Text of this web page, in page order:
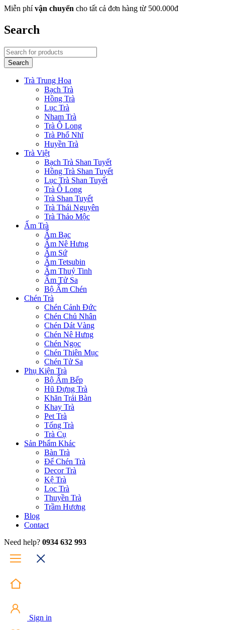
Miễn phívận chuyển cho tất cả đơn hàng từ 500.000đ
Search
Trà Trung Hoa
Bạch Trà
Hồng Trà
Lục Trà
Nham Trà
Trà Ô Long
Trà Phổ Nhĩ
Huyền Trà
Trà Việt
Bạch Trà Shan Tuyết
Hồng Trà Shan Tuyết
Lục Trà Shan Tuyết
Trà Ô Long
Trà Shan Tuyết
Trà Thái Nguyên
Trà Thảo Mộc
Ấm Trà
Ấm Bạc
Ấm Nê Hưng
Ấm Sứ
Ấm Tetsubin
Ấm Thuỷ Tinh
Ấm Tử Sa
Bộ Ấm Chén
Chén Trà
Chén Cảnh Đức
Chén Chủ Nhân
Chén Dát Vàng
Chén Nê Hưng
Chén Ngọc
Chén Thiên Mục
Chén Tử Sa
Phụ Kiện Trà
Bộ Ấm Bếp
Hũ Đựng Trà
Khăn Trải Bàn
Khay Trà
Pet Trà
Tống Trà
Trà Cụ
Sản Phẩm Khác
Bàn Trà
Đế Chén Trà
Decor Trà
Kệ Trà
Lọc Trà
Thuyền Trà
Trầm Hương
Blog
Contact
Need help? 0934 632 993
Sign in